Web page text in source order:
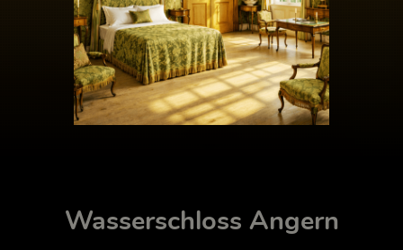
Wasserschloss Angern